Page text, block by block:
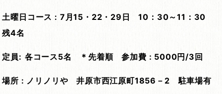
土曜日コース : 7 月15 ・ 22 ・29 日10 ： 30～11 ： 30
残4名
定員: 各コース5名 ＊先着順参加費 : 5000円/3回
場所 : ノリノリや 井原市西江原町1856 － 2 駐車場有